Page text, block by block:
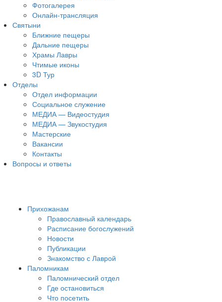
Фотогалерея
Онлайн-трансляция
Святыни
Ближние пещеры
Дальние пещеры
Храмы Лавры
Чтимые иконы
3D Тур
Отделы
Отдел информации
Социальное служение
МЕДИА — Видеостудия
МЕДИА — Звукостудия
Мастерские
Вакансии
Контакты
Вопросы и ответы
Прихожанам
Православный календарь
Расписание богослужений
Новости
Публикации
Знакомство с Лаврой
Паломникам
Паломнический отдел
Где остановиться
Что посетить